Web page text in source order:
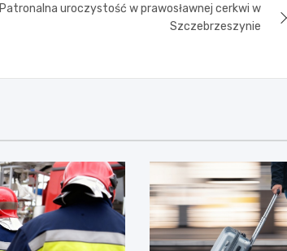
Patronalna uroczystość w prawosławnej cerkwi w
Szczebrzeszynie